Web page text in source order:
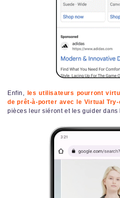
Enfin,
les utilisateurs pourront
de prêt-à-porter avec le Virtual Try-
pièces leur siéront et les guider dans